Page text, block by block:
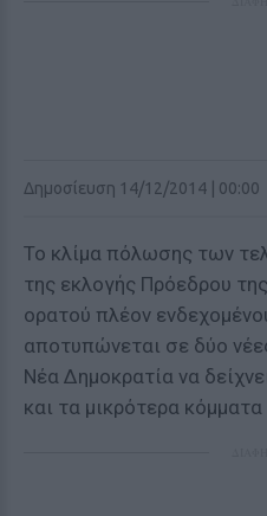
Δημοσίευση 14/12/2014 | 00:00
Το κλίμα πόλωσης των
της εκλογής Πρόεδρου
ορατού πλέον
αποτυπώνεται σε δύο
Νέα Δημοκρατία να
και τα μικρότερα